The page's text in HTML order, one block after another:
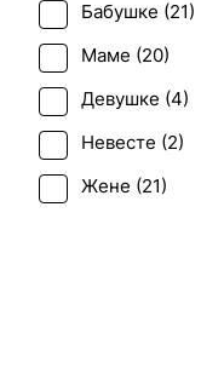
Бабушке (21)
Маме (20)
Девушке (4)
Невесте (2)
Жене (21)